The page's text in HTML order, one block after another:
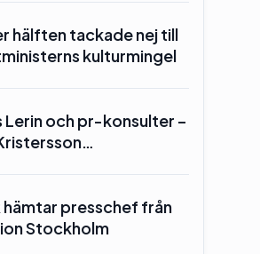
hälften tackade nej till
kulturmingel
Lerin och pr-konsulter –
hämtar presschef från
Stockholm